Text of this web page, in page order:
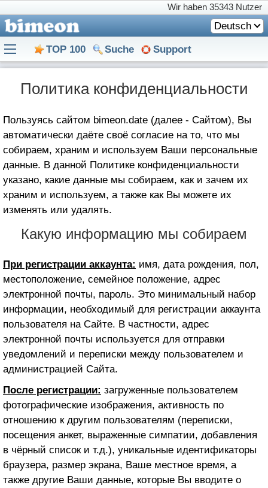
Wir haben 35343 Nutzer
Deutsch
TOP 100 Suche Support
Политика конфиденциальности
Пользуясь сайтом bimeon.date (далее - Сайтом), Вы
автоматически даёте своё согласие на то, что мы
собираем, храним и используем Ваши персональные
данные. В данной Политике конфиденциальности
указано, какие данные мы собираем, как и зачем их
храним и используем, а также как Вы можете их
изменять или удалять.
Какую информацию мы собираем
При регистрации аккаунта: имя, дата рождения, пол,
местоположение, семейное положение, адрес
электронной почты, пароль. Это минимальный набор
информации, необходимый для регистрации аккаунта
пользователя на Сайте. В частности, адрес
электронной почты используется для отправки
уведомлений и переписки между пользователем и
администрацией Сайта.
После регистрации: загруженные пользователем
фотографические изображения, активность по
отношению к другим пользователям (переписки,
посещения анкет, выраженные симпатии, добавления
в чёрный список и т.д.), уникальные идентификаторы
браузера, размер экрана, Ваше местное время, а
также другие Ваши данные, которые Вы вводите о